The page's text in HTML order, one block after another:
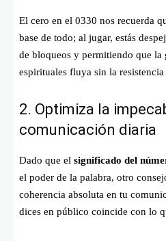
El cero en el 0330 nos recuerda
base de todo; al jugar, estás
de bloqueos y permitiendo que la
espirituales fluya sin la
2. Optimiza la
comunicación diaria
Dado que el significado del
el poder de la palabra, otro
coherencia absoluta en tu
dices en público coincide con lo